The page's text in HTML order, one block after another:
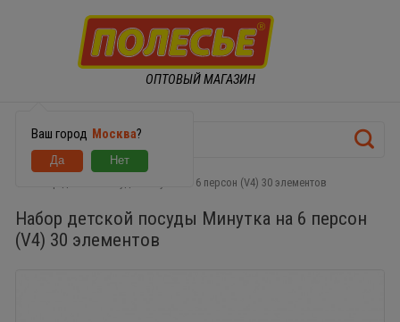
ОПТОВЫЙ МАГАЗИН
Ваш город Москва?
Набор детской посуды Минутка на 6 персон (V4) 30 элементов
Набор детской посуды Минутка на 6 персон
(V4) 30 элементов